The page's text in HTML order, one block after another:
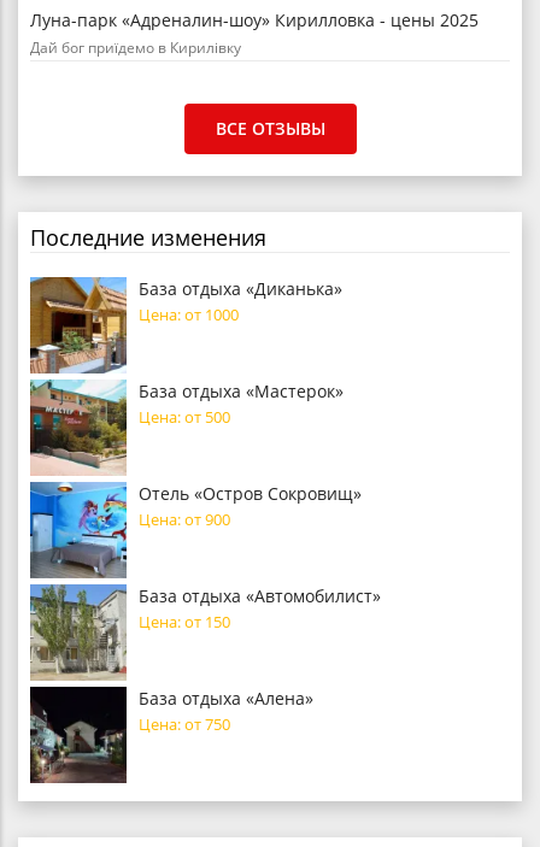
Луна-парк «Адреналин-шоу» Кирилловка - цены 2025
Дай бог приїдемо в Кирилівку
ВСЕ ОТЗЫВЫ
Последние изменения
База отдыха «Диканька»
Цена: от 1000
База отдыха «Мастерок»
Цена: от 500
Отель «Остров Сокровищ»
Цена: от 900
База отдыха «Автомобилист»
Цена: от 150
База отдыха «Алена»
Цена: от 750